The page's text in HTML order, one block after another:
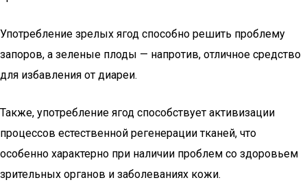
Употребление зрелых ягод способно решить проблему
запоров, а зеленые плоды — напротив, отличное средство
для избавления от диареи.
Также, употребление ягод способствует активизации
процессов естественной регенерации тканей, что
особенно характерно при наличии проблем со здоровьем
зрительных органов и заболеваниях кожи.